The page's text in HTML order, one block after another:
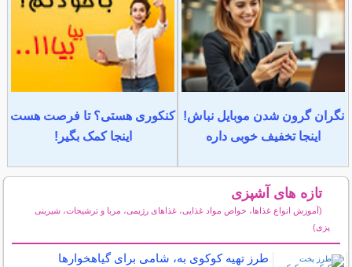
نگران گرون شدن موبایل نباش!
اینجا تخفیف خوبی داره
کنکوری هستی؟ تا فرصت هست
اینجا کمک بگیر!
تازه های آشپزی
(آموزش انواع غذاها، خواص مواد غذایی، غذاهای رژیمی، مربا و ترشیجات، شیرینی
پزی)
طرز تهیه کوکوی به، شامی برای گیاهخوارها